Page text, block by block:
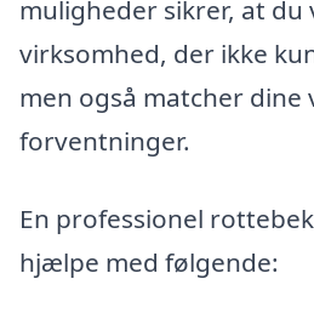
muligheder sikrer, at
virksomhed, der ikke
men også matcher
forventninger.
En professionel
hjælpe med følgende: